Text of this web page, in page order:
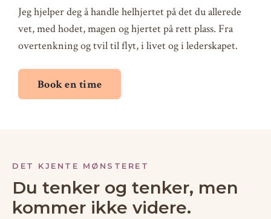
Jeg hjelper deg å handle helhjertet på det du allerede
vet, med hodet, magen og hjertet på rett plass. Fra
overtenkning og tvil til flyt, i livet og i lederskapet.
Book en time
DET KJENTE MØNSTERET
Du tenker og tenker, men
kommer ikke videre.